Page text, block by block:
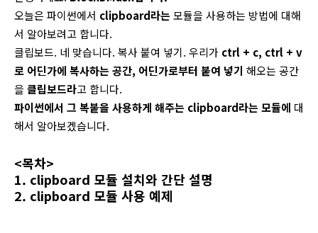
오늘은 파이썬에서 clipboard라는 모듈을 사용하는 방법에 대해
서 알아보려고 합니다.
클립보드. 네 맞습니다. 복사 붙여 넣기. 우리가 ctrl + c, ctrl + v
로 어딘가에 복사하는 공간, 어딘가로부터 붙여 넣기 해오는 공간
을 클립보드라고 합니다.
파이썬에서 그 복붙을 사용하게 해주는 clipboard라는 모듈에 대
해서 알아보겠습니다.
<목차>
1. clipboard 모듈 설치와 간단 설명
2. clipboard 모듈 사용 예제